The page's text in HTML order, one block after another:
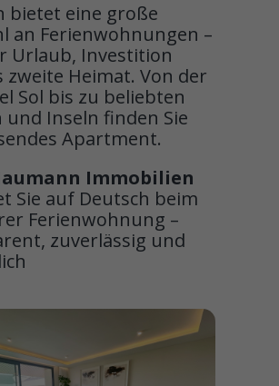
bietet eine große
an Ferienwohnungen –
Urlaub, Investition
zweite Heimat. Von der
Sol bis zu beliebten
und Inseln finden Sie
Apartment.
Immobilien
Sie auf Deutsch beim
Ferienwohnung –
zuverlässig und